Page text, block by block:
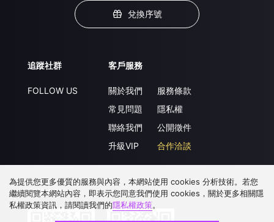
兌換序號
追蹤社群
FOLLOW US
客戶服務
關於我們
常見問題
聯絡我們
升級VIP
服務條款
隱私權
公開徵件
合作洽談
下載 APP
為提供您更多優質的服務與內容，本網站使用 cookies 分析技術。若您
繼續閱覽本網站內容，即表示您同意我們使用 cookies，關於更多相關隱
私權政策資訊，請閱讀我們的隱私權政策。